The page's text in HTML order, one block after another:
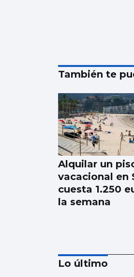
También te
Alquilar un
vacacional en
cuesta 1.250
la semana
Lo último